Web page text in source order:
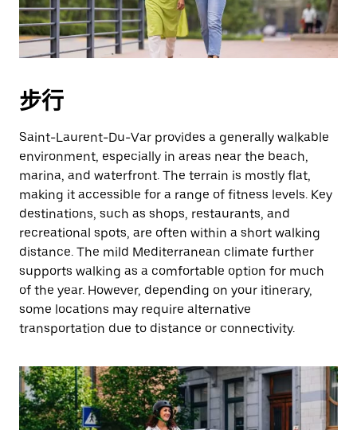
期。
按
退
可
闭
日
历。
步行
Saint-Laurent-Du-Var provides a generally walkable
environment, especially in areas near the beach,
marina, and waterfront. The terrain is mostly flat,
making it accessible for a range of fitness levels. Key
destinations, such as shops, restaurants, and
recreational spots, are often within a short walking
distance. The mild Mediterranean climate further
supports walking as a comfortable option for much
of the year. However, depending on your itinerary,
some locations may require alternative
transportation due to distance or connectivity.